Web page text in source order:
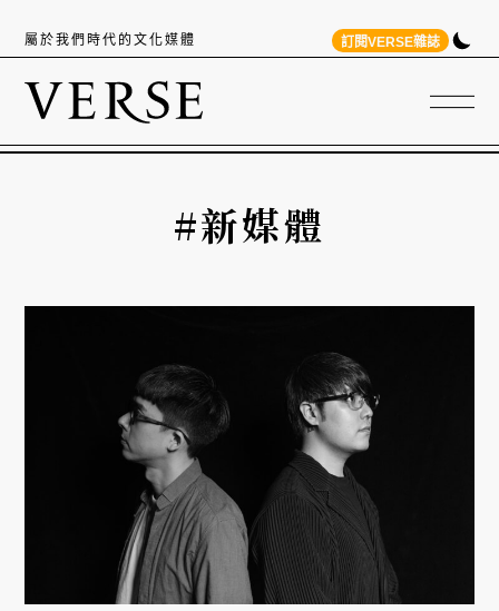
屬於我們時代的文化媒體 訂閱VERSE雜誌
#新媒體